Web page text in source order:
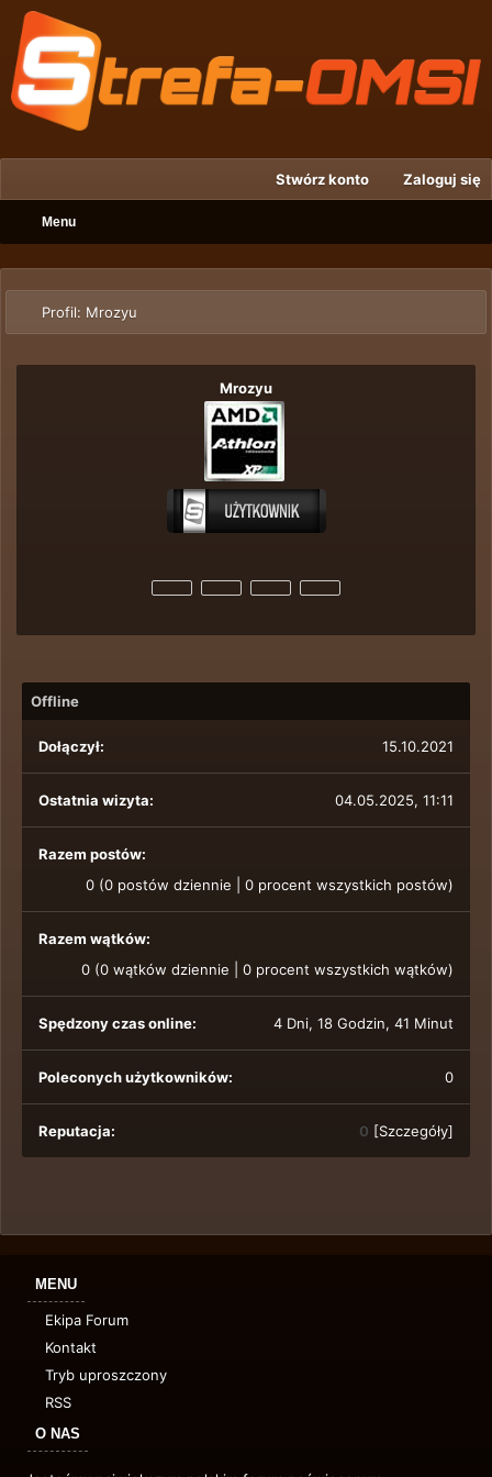
Stwórz konto Zaloguj się
Menu
Profil: Mrozyu
Mrozyu
Offline
Dołączył: 15.10.2021
Ostatnia wizyta: 04.05.2025, 11:11
Razem postów:
0 (0 postów dziennie | 0 procent wszystkich postów)
Razem wątków:
0 (0 wątków dziennie | 0 procent wszystkich wątków)
Spędzony czas online: 4 Dni, 18 Godzin, 41 Minut
Poleconych użytkowników: 0
Reputacja: 0 [Szczegóły]
MENU
Ekipa Forum
Kontakt
Tryb uproszczony
RSS
O NAS